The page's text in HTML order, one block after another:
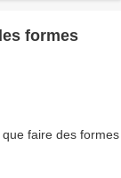
formes